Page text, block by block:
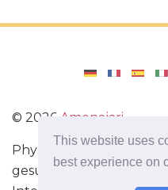
This website uses
best experience on
© 2026 Amenajari
Physische Übungen.
gesunde Ernährung.